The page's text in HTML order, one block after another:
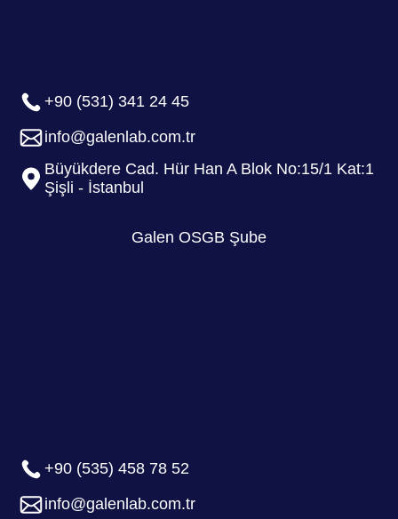
+90 (531) 341 24 45
info@galenlab.com.tr
Büyükdere Cad. Hür Han A Blok No:15/1 Kat:1
Şişli - İstanbul
Galen OSGB Şube
+90 (535) 458 78 52
info@galenlab.com.tr